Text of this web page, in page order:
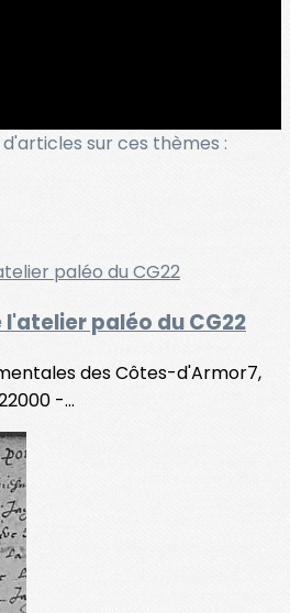
sur ces thèmes :
paléo du CG22
des Côtes-d'Armor7,
-...